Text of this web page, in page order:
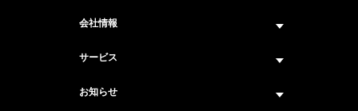
会社情報
企業情報トップ
サービス
サービス紹介 トップ
お知らせ